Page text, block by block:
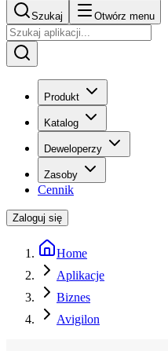
Szukaj Otwórz menu
Produkt
Katalog
Deweloperzy
Zasoby
Cennik
Zaloguj się
Home
Aplikacje
Biznes
Avigilon